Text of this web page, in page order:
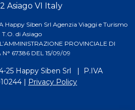
Asiago VI Italy
Happy Siben Srl Agenzia Viaggi e Turismo
T.O. di Asiago
PROVINCIALE DI
N° 67386 DEL 15/09/09
25 Happy Siben Srl | P.IVA
| Privacy Policy